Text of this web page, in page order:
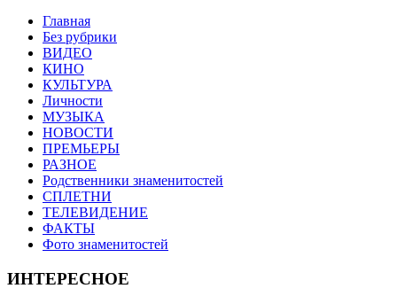
Главная
Без рубрики
ВИДЕО
КИНО
КУЛЬТУРА
Личности
МУЗЫКА
НОВОСТИ
ПРЕМЬЕРЫ
РАЗНОЕ
Родственники знаменитостей
СПЛЕТНИ
ТЕЛЕВИДЕНИЕ
ФАКТЫ
Фото знаменитостей
ИНТЕРЕСНОЕ